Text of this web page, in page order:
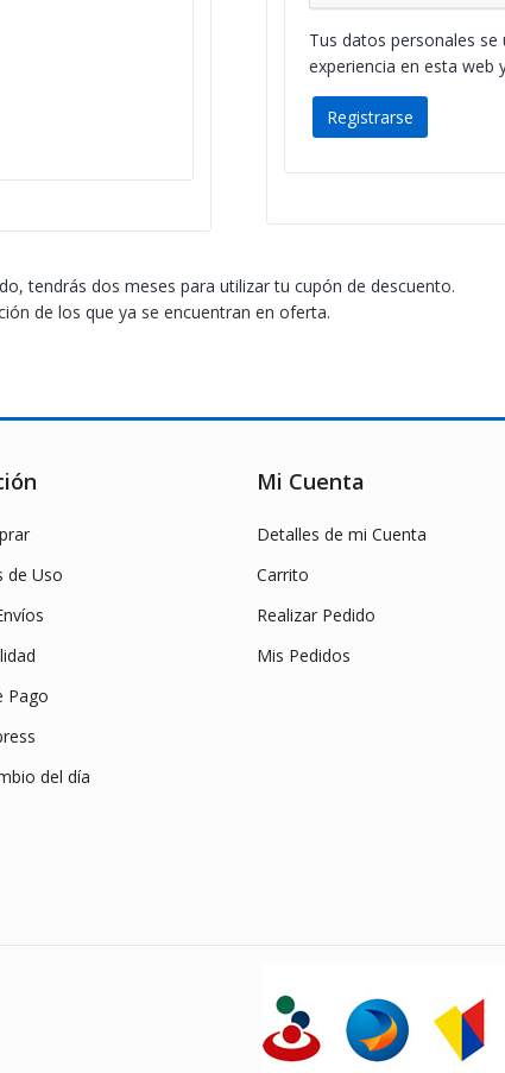
Tus datos personales
experiencia en esta web
Registrarse
tendrás dos meses para utilizar tu cupón de descuento.
de los que ya se encuentran en oferta.
de Uso
Pago
del día
Mi Cuenta
Detalles de mi Cuenta
Carrito
Realizar Pedido
Mis Pedidos